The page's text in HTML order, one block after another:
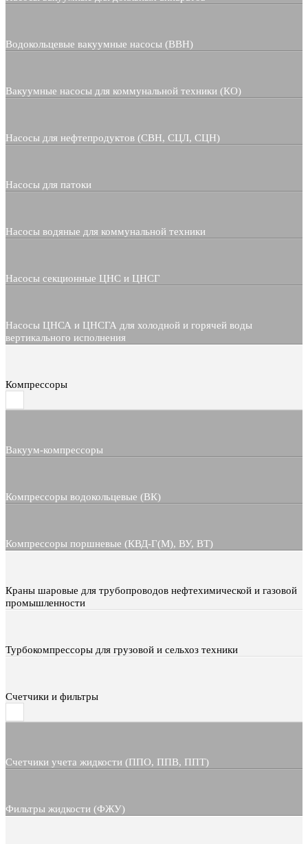
Водокольцевые вакуумные насосы (ВВН)
Вакуумные насосы для коммунальной техники (КО)
Насосы для нефтепродуктов (СВН, СЦЛ, СЦН)
Насосы для патоки
Насосы водяные для коммунальной техники
Насосы секционные ЦНС и ЦНСГ
Насосы ЦНСА и ЦНСГА для холодной и горячей воды
вертикального исполнения
Компрессоры
Вакуум-компрессоры
Компрессоры водокольцевые (ВК)
Компрессоры поршневые (КВД-Г(М), ВУ, ВТ)
Краны шаровые для трубопроводов нефтехимической и газовой
промышленности
Турбокомпрессоры для грузовой и сельхоз техники
Счетчики и фильтры
Счетчики учета жидкости (ППО, ППВ, ППТ)
Фильтры жидкости (ФЖУ)